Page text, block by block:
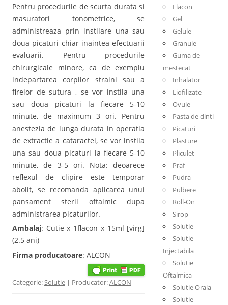
Pentru procedurile de scurta durata si
masuratori tonometrice, se
administreaza prin instilare una sau
doua picaturi chiar inaintea efectuarii
evaluarii. Pentru procedurile
chirurgicale minore, ca de exemplu
indepartarea corpilor straini sau a
firelor de sutura , se vor instila una
sau doua picaturi la fiecare 5-10
minute, de maximum 3 ori. Pentru
anestezia de lunga durata in operatia
de extractie a cataractei, se vor instila
una sau doua picaturi la fiecare 5-10
minute, de 3-5 ori. Nota: deoarece
reflexul de clipire este temporar
abolit, se recomanda aplicarea unui
pansament steril oftalmic dupa
administrarea picaturilor.
Ambalaj: Cutie x 1flacon x 15ml [virg]
(2.5 ani)
Firma producatoare: ALCON
Categorie:Solutie | Producator:ALCON
Flacon
Gel
Gelule
Granule
Guma de
mestecat
Inhalator
Liofilizate
Ovule
Pasta de dinti
Picaturi
Plasture
Pliculet
Praf
Pudra
Pulbere
Roll-On
Sirop
Solutie
Solutie
Injectabila
Solutie
Oftalmica
Solutie Orala
Solutie